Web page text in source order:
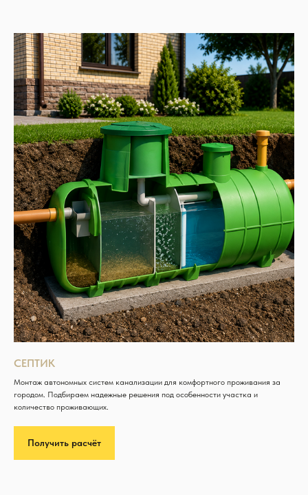
СЕПТИК
Монтаж автономных систем канализации для комфортного проживания за
городом. Подбираем надежные решения под особенности участка и
количество проживающих.
Получить расчёт